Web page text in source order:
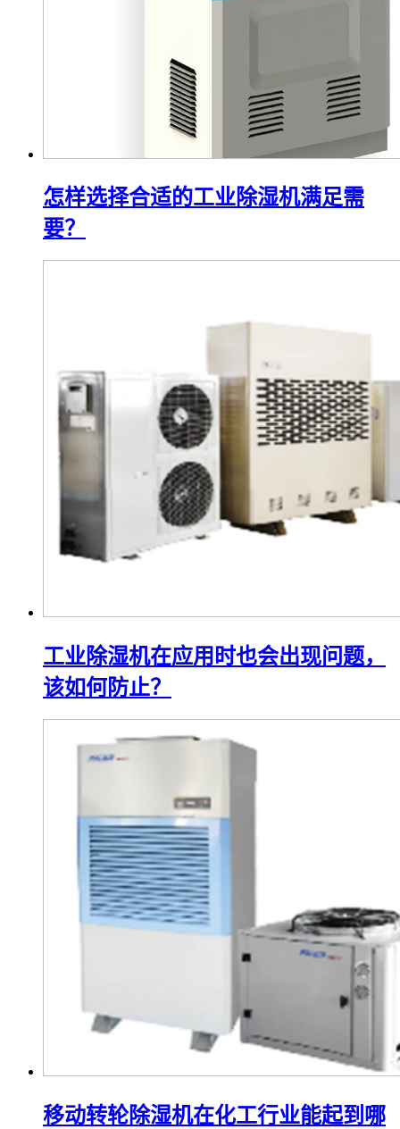
怎样选择合适的工业除湿机满足需
要？
工业除湿机在应用时也会出现问题，
该如何防止？
移动转轮除湿机在化工行业能起到哪